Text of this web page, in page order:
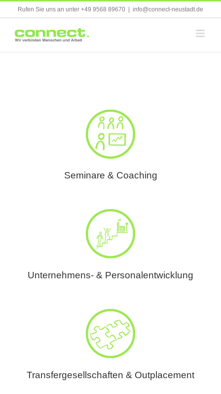
Rufen Sie uns an unter +49 9568 89670 info@connect-neustadt.de
Seminare & Coaching
Unternehmens- & Personalentwicklung
Transfergesellschaften & Outplacement